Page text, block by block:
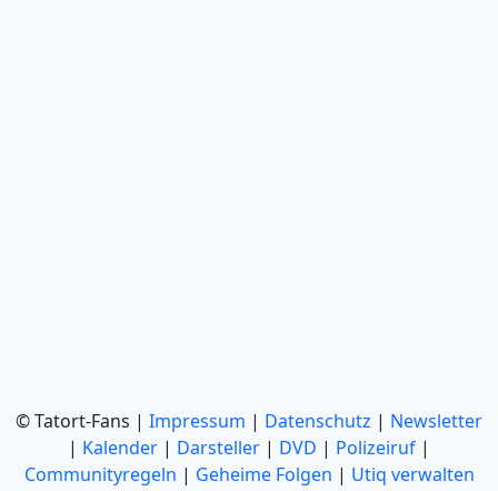
© Tatort-Fans | Impressum | Datenschutz | Newsletter
| Kalender | Darsteller | DVD | Polizeiruf |
Communityregeln | Geheime Folgen | Utiq verwalten